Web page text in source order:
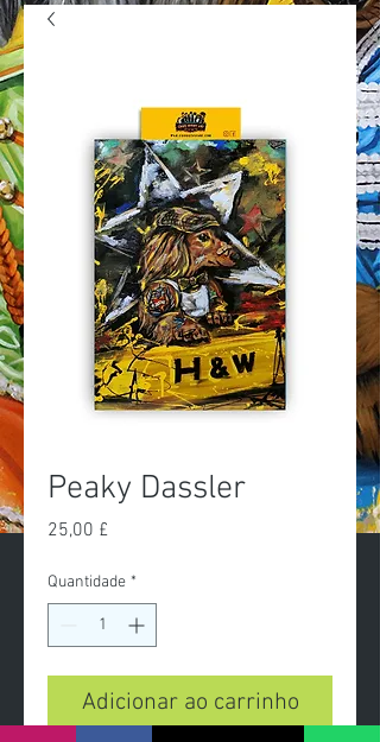
Peaky Dassler
25,00 £
Quantidade *
Adicionar ao carrinho